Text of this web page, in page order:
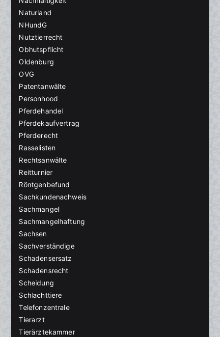
Naturland
NHundG
Nutztierrecht
Obhutspflicht
Oldenburg
OVG
Patentanwälte
Personhood
Pferdehandel
Pferdekaufvertrag
Pferderecht
Rasselisten
Rechtsanwälte
Reitturnier
Röntgenbefund
Sachkundenachweis
Sachmangel
Sachmangelhaftung
Sachsen
Sachverständige
Schadensersatz
Schadensrecht
Scheidung
Schlachttiere
Telefonzentrale
Tierarzt
Tierärztekammer